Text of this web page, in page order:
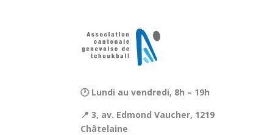
🕐 Lundi au vendredi, 8h – 19h
📍 3, av. Edmond Vaucher, 1219
Châtelaine